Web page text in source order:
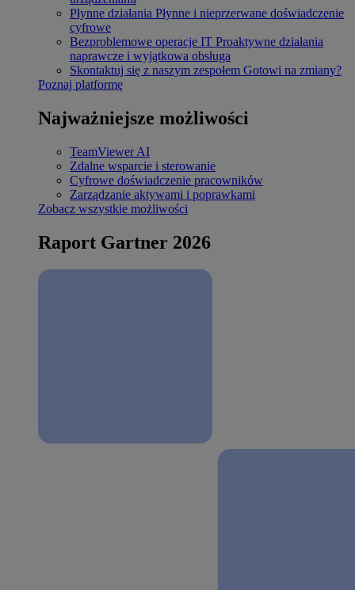
Płynne działania Płynne i nieprzerwane doświadczenie
cyfrowe
Bezproblemowe operacje IT Proaktywne działania
naprawcze i wyjątkowa obsługa
Skontaktuj się z naszym zespołem Gotowi na zmiany?
Poznaj platformę
Najważniejsze możliwości
TeamViewer AI
Zdalne wsparcie i sterowanie
Cyfrowe doświadczenie pracowników
Zarządzanie aktywami i poprawkami
Zobacz wszystkie możliwości
Raport Gartner 2026